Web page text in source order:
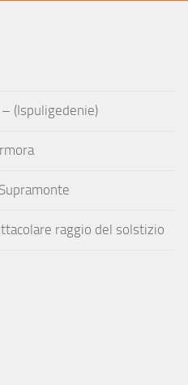
(Ispuligedenie)
raggio del solstizio